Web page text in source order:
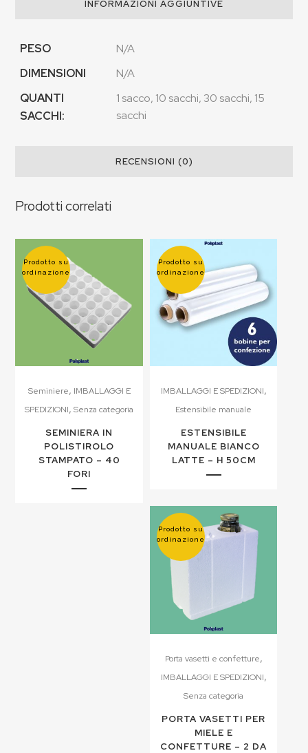
INFORMAZIONI AGGIUNTIVE
PESO
N/A
DIMENSIONI
N/A
QUANTI
SACCHI:
1 sacco, 10 sacchi, 30 sacchi, 15
sacchi
RECENSIONI (0)
Prodotti correlati
Prodotto su
ordinazione
Seminiere, IMBALLAGGI E
SPEDIZIONI,Senza categoria
SEMINIERA IN
POLISTIROLO
STAMPATO – 40
FORI
Prodotto su
ordinazione
IMBALLAGGI E SPEDIZIONI,
Estensibile manuale
ESTENSIBILE
MANUALE BIANCO
LATTE – H 50CM
Prodotto su
ordinazione
Porta vasetti e confetture,
IMBALLAGGI E SPEDIZIONI,
Senza categoria
PORTA VASETTI PER
MIELE E
CONFETTURE – 2 DA